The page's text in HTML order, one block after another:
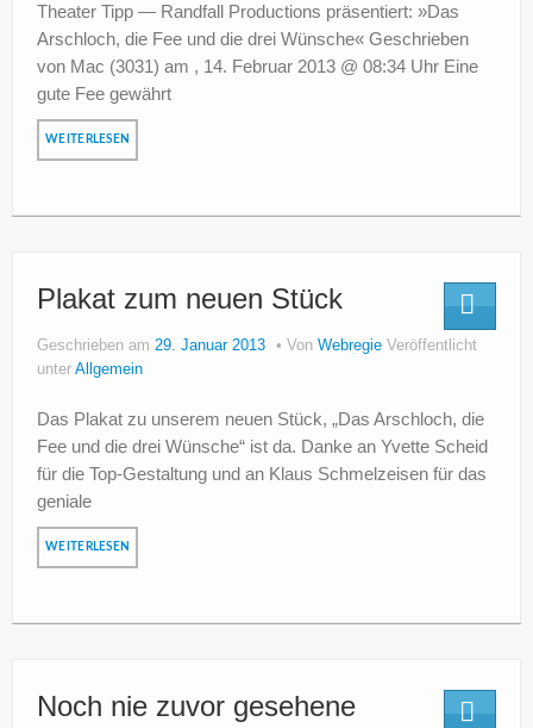
Theater Tipp — Randfall Produc­tions präsentiert: »Das
Arschloch, die Fee und die drei Wünsche« Geschrieben
von Mac (3031) am , 14. Februar 2013 @ 08:34 Uhr Eine
gute Fee gewährt
WEITERLESEN
Plakat zum neuen Stück
Geschrieben am 29. Januar 2013 Von Webregie Veröffentlicht
unter Allgemein
Das Plakat zu unserem neuen Stück, „Das Arschloch, die
Fee und die drei Wünsche“ ist da. Danke an Yvette Scheid
für die Top-Gestaltung und an Klaus Schmelzeisen für das
geniale
WEITERLESEN
Noch nie zuvor gesehene